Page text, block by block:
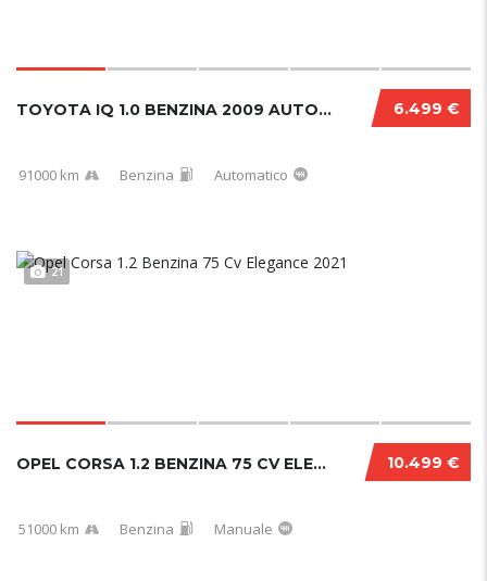
6.499 €
TOYOTA IQ 1.0 BENZINA 2009 AUTOMATICA
91000 km Benzina Automatico
21
10.499 €
OPEL CORSA 1.2 BENZINA 75 CV ELEGANCE 2021...
51000 km Benzina Manuale